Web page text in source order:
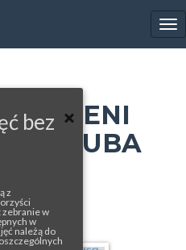
FOCENI
JAKUBA
ctk.pl
bez
z
w
w
należą do